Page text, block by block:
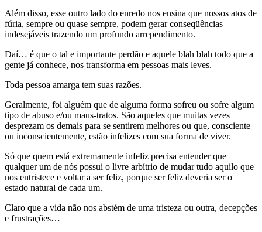
Além disso, esse outro lado do enredo nos ensina que nossos atos de
fúria, sempre ou quase sempre, podem gerar conseqüências
indesejáveis trazendo um profundo arrependimento.
Daí… é que o tal e importante perdão e aquele blah blah todo que a
gente já conhece, nos transforma em pessoas mais leves.
Toda pessoa amarga tem suas razões.
Geralmente, foi alguém que de alguma forma sofreu ou sofre algum
tipo de abuso e/ou maus-tratos. São aqueles que muitas vezes
desprezam os demais para se sentirem melhores ou que, consciente
ou inconscientemente, estão infelizes com sua forma de viver.
Só que quem está extremamente infeliz precisa entender que
qualquer um de nós possui o livre arbítrio de mudar tudo aquilo que
nos entristece e voltar a ser feliz, porque ser feliz deveria ser o
estado natural de cada um.
Claro que a vida não nos abstém de uma tristeza ou outra, decepções
e frustrações…